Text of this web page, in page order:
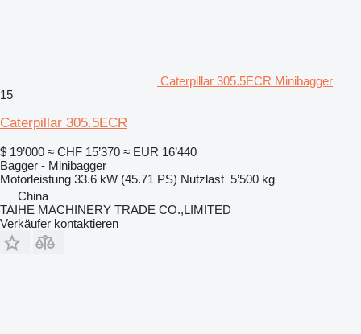
Caterpillar 305.5ECR Minibagger
15
Caterpillar 305.5ECR
$ 19’000 ≈ CHF 15’370 ≈ EUR 16’440
Bagger - Minibagger
Motorleistung 33.6 kW (45.71 PS) Nutzlast 5’500 kg
China
TAIHE MACHINERY TRADE CO.,LIMITED
Verkäufer kontaktieren